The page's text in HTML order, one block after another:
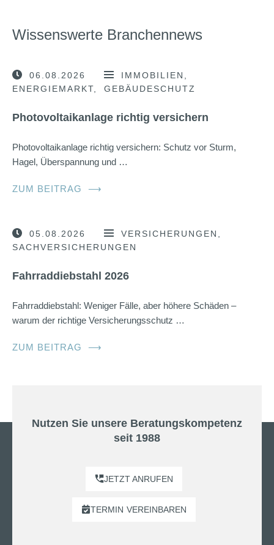
Wissenswerte Branchennews
06.08.2026
IMMOBILIEN
ENERGIEMARKT
GEBÄUDESCHUTZ
Photovoltaikanlage richtig versichern
Photovoltaikanlage richtig versichern: Schutz vor Sturm,
Hagel, Überspannung und …
ZUM BEITRAG ⟶
05.08.2026
VERSICHERUNGEN
SACHVERSICHERUNGEN
Fahrraddiebstahl 2026
Fahrraddiebstahl: Weniger Fälle, aber höhere Schäden –
warum der richtige Versicherungsschutz …
ZUM BEITRAG ⟶
Nutzen Sie unsere Beratungskompetenz
seit 1988
JETZT ANRUFEN
TERMIN VEREINBAREN